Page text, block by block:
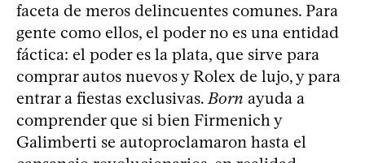
faceta de meros delincuentes comunes. Para
gente como ellos, el poder no es una entidad
fáctica: el poder es la plata, que sirve para
comprar autos nuevos y Rolex de lujo, y para
entrar a fiestas exclusivas.Born ayuda a
comprender que si bien Firmenich y
Galimberti se autoproclamaron hasta el